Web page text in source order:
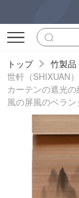
トップ
竹製
世軒（SHIXUAN
カーテンの遮光
風の屏風のベラン